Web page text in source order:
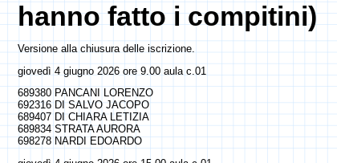
hanno fatto i compitini)
Versione alla chiusura delle iscrizione.
giovedì 4 giugno 2026 ore 9.00 aula c.01
689380 PANCANI LORENZO
692316 DI SALVO JACOPO
689407 DI CHIARA LETIZIA
689834 STRATA AURORA
698278 NARDI EDOARDO